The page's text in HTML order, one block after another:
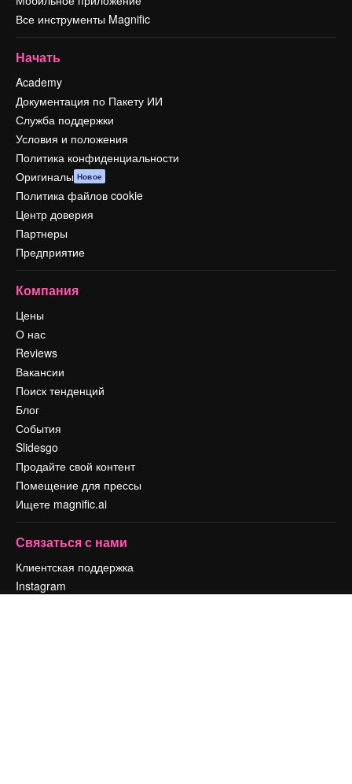
Все инструменты Magnific
Начать
Academy
Документация по Пакету ИИ
Служба поддержки
Условия и положения
Политика конфиденциальности
Оригиналы Новое
Политика файлов cookie
Центр доверия
Партнеры
Предприятие
Компания
Цены
О нас
Reviews
Вакансии
Поиск тенденций
Блог
События
Slidesgo
Продайте свой контент
Помещение для прессы
Ищете magnific.ai
Связаться с нами
Клиентская поддержка
Instagram